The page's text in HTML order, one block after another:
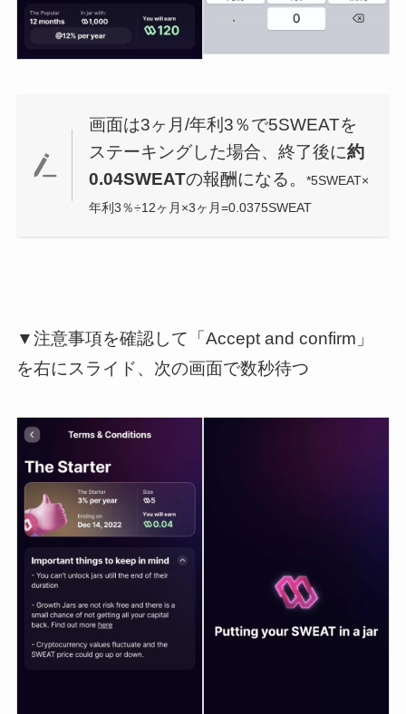
画面は3ヶ月/年利3％で5SWEATを
ステーキングした場合、終了後に約
0.04SWEATの報酬になる。
*5SWEAT×
年利3％÷12ヶ月×3ヶ月=0.0375SWEAT
▼注意事項を確認して「Accept and confirm」
を右にスライド、次の画面で数秒待つ